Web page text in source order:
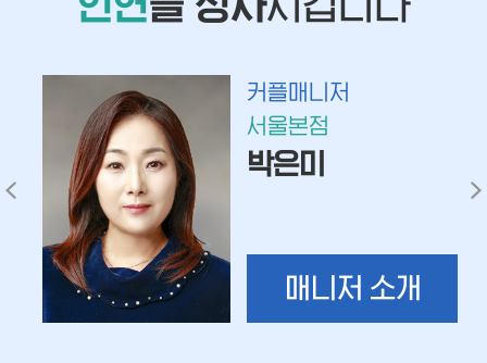
커플매니저
서울본점
박은미
매니저 소개